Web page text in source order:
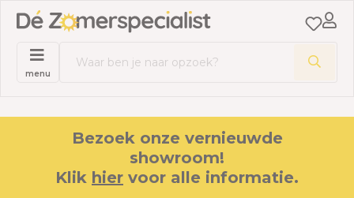
menu
Bezoek onze vernieuwde
showroom!
Klik hier voor alle informatie.